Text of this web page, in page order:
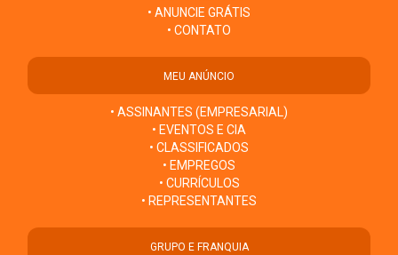
• ANUNCIE GRÁTIS
• CONTATO
MEU ANÚNCIO
• ASSINANTES (EMPRESARIAL)
• EVENTOS E CIA
• CLASSIFICADOS
• EMPREGOS
• CURRÍCULOS
• REPRESENTANTES
GRUPO E FRANQUIA